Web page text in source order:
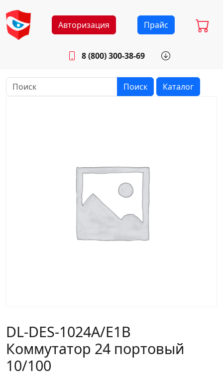
Авторизация Прайс
8 (800) 300-38-69
Будни: 8.30 - 17.00
Поиск Каталог
DL-DES-1024A/E1B
Коммутатор 24 портовый
10/100